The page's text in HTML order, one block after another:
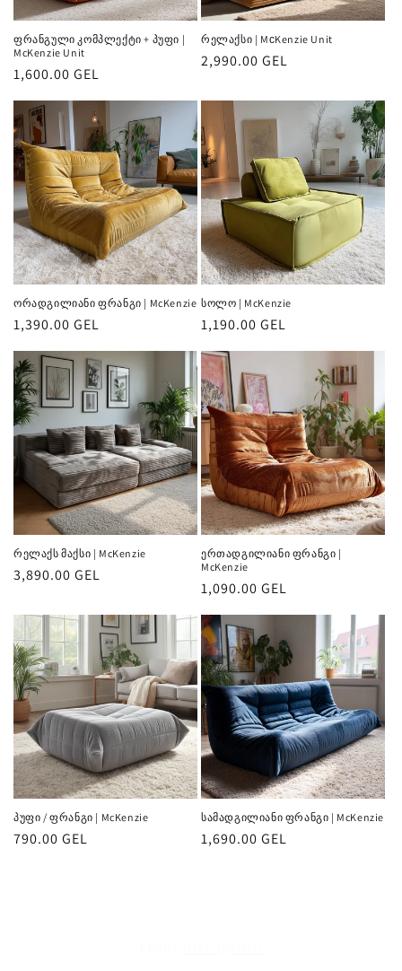
ფრანგული კომპლექტი + პუფი |
McKenzie Unit
რეგულარული
1,600.00 GEL
რელაქსი | MсKenzie Unit
რეგულარული
2,990.00 GEL
ორადგილიანი ფრანგი | McKenzie
რეგულარული
1,390.00 GEL
სოლო | McKenzie
რეგულარული
1,190.00 GEL
რელაქს მაქსი | McKenzie
რეგულარული
3,890.00 GEL
ერთადგილიანი ფრანგი |
McKenzie
რეგულარული
1,090.00 GEL
პუფი / ფრანგი | McKenzie
რეგულარული
790.00 GEL
სამადგილიანი ფრანგი | McKenzie
რეგულარული
1,690.00 GEL